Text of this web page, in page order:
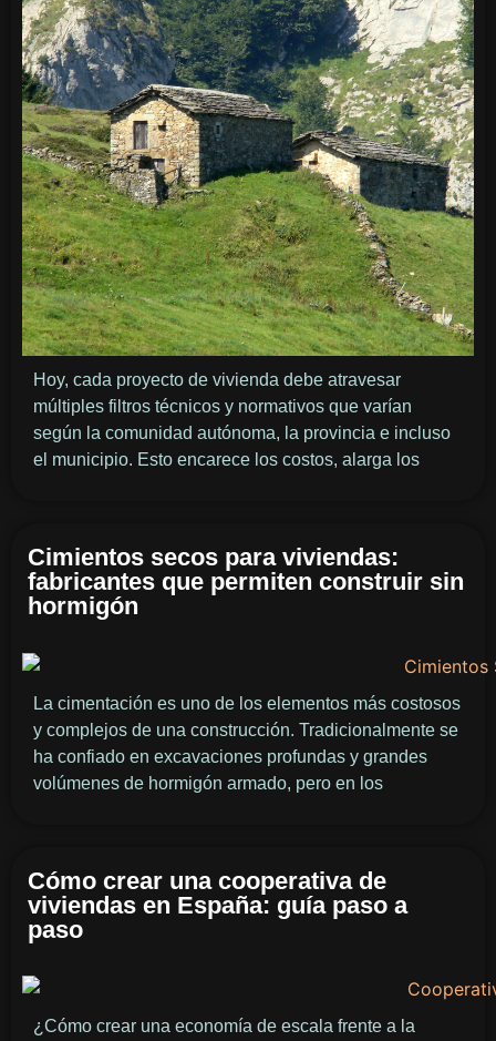
Hoy, cada proyecto de vivienda debe atravesar
múltiples filtros técnicos y normativos que varían
según la comunidad autónoma, la provincia e incluso
el municipio. Esto encarece los costos, alarga los
Cimientos secos para viviendas:
fabricantes que permiten construir sin
hormigón
La cimentación es uno de los elementos más costosos
y complejos de una construcción. Tradicionalmente se
ha confiado en excavaciones profundas y grandes
volúmenes de hormigón armado, pero en los
Cómo crear una cooperativa de
viviendas en España: guía paso a
paso
¿Cómo crear una economía de escala frente a la